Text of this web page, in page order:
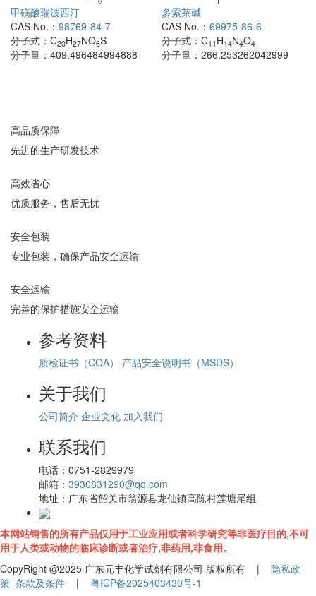
甲磺酸瑞波西汀
CAS No.： 98769-84-7
分子式： C20H27NO6S
分子量： 409.496484994888
多索茶碱
CAS No.： 69975-86-6
分子式： C11 H14N4O4
分子量： 266.253262042999
高品质保障
先进的生产研发技术
高效省心
优质服务，售后无忧
安全包装
专业包装，确保产品安全运输
安全运输
完善的保护措施安全运输
参考资料
质检证书（COA） 产品安全说明书（MSDS）
关于我们
公司简介 企业文化 加入我们
联系我们
电话： 0751-2829979
邮箱： 3930831290@qq.com
地址： 广东省韶关市翁源县龙仙镇高陈村莲塘尾组
本网站销售的所有产品仅用于工业应用或者科学研究等非医疗目的,不可
用于人类或动物的临床诊断或者治疗,非药用,非食用。
CopyRight @2025 广东元丰化学试剂有限公司 版权所有 | 隐私政
策 条款及条件 | 粤ICP备2025403430号-1